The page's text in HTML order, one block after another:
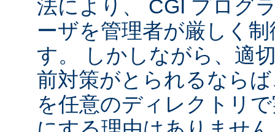
法により、 CGI プログ
ーザを管理者が厳しく
す。 しかしながら、適
前対策がとられるなら
を任意のディレクトリ